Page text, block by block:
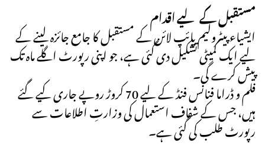
مستقبل کے لیے اقدام
ایشیاء پیٹرولیم پائپ لائن کے مستقبل کا جامع جائزہ لینے کے
لیے ایک کمیٹی تشکیل دی گئی ہے، جو اپنی رپورٹ اگلے ماہ تک
پیش کرے گی۔
فلم و ڈراما فنانس فنڈ کے لیے 70 کروڑ روپے جاری کیے گئے
ہیں، جس کے شفاف استعمال کی وزارتِ اطلاعات سے
رپورٹ طلب کی گئی ہے۔